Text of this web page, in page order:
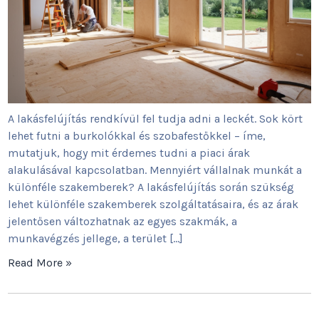
A lakásfelújítás rendkívül fel tudja adni a leckét. Sok kört
lehet futni a burkolókkal és szobafestőkkel – íme,
mutatjuk, hogy mit érdemes tudni a piaci árak
alakulásával kapcsolatban. Mennyiért vállalnak munkát a
különféle szakemberek? A lakásfelújítás során szükség
lehet különféle szakemberek szolgáltatásaira, és az árak
jelentősen változhatnak az egyes szakmák, a
munkavégzés jellege, a terület […]
Read More »